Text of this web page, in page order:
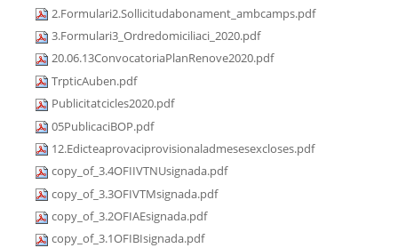
2.Formulari2.Sollicitudabonament_ambcamps.pdf
3.Formulari3_Ordredomiciliaci_2020.pdf
20.06.13ConvocatoriaPlanRenove2020.pdf
TrpticAuben.pdf
Publicitatcicles2020.pdf
05PublicaciBOP.pdf
12.Edicteaprovaciprovisionaladmesesexcloses.pdf
copy_of_3.4OFIIVTNUsignada.pdf
copy_of_3.3OFIVTMsignada.pdf
copy_of_3.2OFIAEsignada.pdf
copy_of_3.1OFIBIsignada.pdf